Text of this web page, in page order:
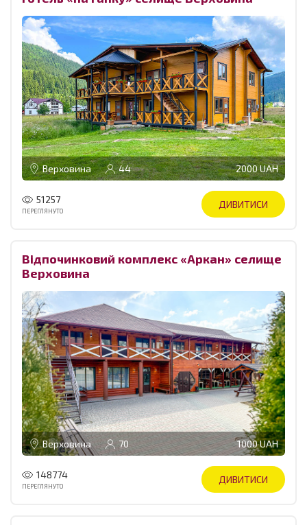
Верховина 44 2000 UAH
51257
ПЕРЕГЛЯНУТО
ДИВИТИСИ
Відпочинковий комплекс «Аркан» селище
Верховина
Верховина 70 1000 UAH
148774
ПЕРЕГЛЯНУТО
ДИВИТИСИ